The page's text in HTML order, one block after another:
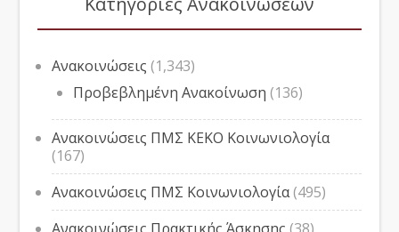
Ανακοινώσεις (1,343)
Προβεβλημένη Ανακοίνωση (136)
Ανακοινώσεις ΠΜΣ ΚΕΚΟ Κοινωνιολογία
(167)
Ανακοινώσεις ΠΜΣ Κοινωνιολογία(495)